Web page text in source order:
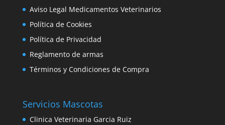
Aviso Legal Medicamentos Veterinarios
Política de Cookies
Política de Privacidad
Reglamento de armas
Términos y Condiciones de Compra
Servicios Mascotas
Clinica Veterinaria Garcia Ruiz